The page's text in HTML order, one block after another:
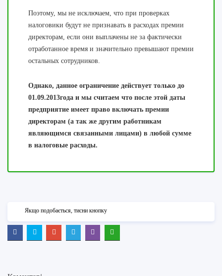
Поэтому, мы не исключаем, что при проверках
налоговики будут не признавать в расходах премии
директорам, если они выплачены не за фактически
отработанное время и значительно превышают премии
остальных сотрудников.
Однако, данное ограничение действует только до
01.09.2013года и мы считаем что после этой даты
предприятие имеет право включать премии
директорам (а так же другим работникам
являющимся связанными лицами) в любой сумме
в налоговые расходы.
Якщо подобається, тисни кнопку